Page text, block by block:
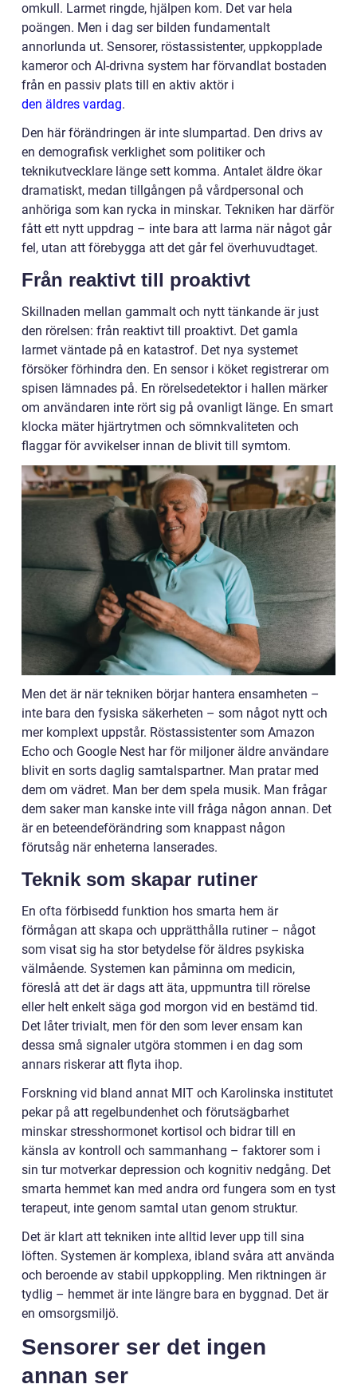
omkull. Larmet ringde, hjälpen kom. Det var hela
poängen. Men i dag ser bilden fundamentalt
annorlunda ut. Sensorer, röstassistenter, uppkopplade
kameror och AI-drivna system har förvandlat bostaden
från en passiv plats till en aktiv aktör i
den äldres vardag.
Den här förändringen är inte slumpartad. Den drivs av
en demografisk verklighet som politiker och
teknikutvecklare länge sett komma. Antalet äldre ökar
dramatiskt, medan tillgången på vårdpersonal och
anhöriga som kan rycka in minskar. Tekniken har därför
fått ett nytt uppdrag – inte bara att larma när något går
fel, utan att förebygga att det går fel överhuvudtaget.
Från reaktivt till proaktivt
Skillnaden mellan gammalt och nytt tänkande är just
den rörelsen: från reaktivt till proaktivt. Det gamla
larmet väntade på en katastrof. Det nya systemet
försöker förhindra den. En sensor i köket registrerar om
spisen lämnades på. En rörelsedetektor i hallen märker
om användaren inte rört sig på ovanligt länge. En smart
klocka mäter hjärtrytmen och sömnkvaliteten och
flaggar för avvikelser innan de blivit till symtom.
Men det är när tekniken börjar hantera ensamheten –
inte bara den fysiska säkerheten – som något nytt och
mer komplext uppstår. Röstassistenter som Amazon
Echo och Google Nest har för miljoner äldre användare
blivit en sorts daglig samtalspartner. Man pratar med
dem om vädret. Man ber dem spela musik. Man frågar
dem saker man kanske inte vill fråga någon annan. Det
är en beteendeförändring som knappast någon
förutsåg när enheterna lanserades.
Teknik som skapar rutiner
En ofta förbisedd funktion hos smarta hem är
förmågan att skapa och upprätthålla rutiner – något
som visat sig ha stor betydelse för äldres psykiska
välmående. Systemen kan påminna om medicin,
föreslå att det är dags att äta, uppmuntra till rörelse
eller helt enkelt säga god morgon vid en bestämd tid.
Det låter trivialt, men för den som lever ensam kan
dessa små signaler utgöra stommen i en dag som
annars riskerar att flyta ihop.
Forskning vid bland annat MIT och Karolinska institutet
pekar på att regelbundenhet och förutsägbarhet
minskar stresshormonet kortisol och bidrar till en
känsla av kontroll och sammanhang – faktorer som i
sin tur motverkar depression och kognitiv nedgång. Det
smarta hemmet kan med andra ord fungera som en tyst
terapeut, inte genom samtal utan genom struktur.
Det är klart att tekniken inte alltid lever upp till sina
löften. Systemen är komplexa, ibland svåra att använda
och beroende av stabil uppkoppling. Men riktningen är
tydlig – hemmet är inte längre bara en byggnad. Det är
en omsorgsmiljö.
Sensorer ser det ingen
annan ser